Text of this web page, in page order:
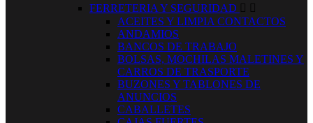
FERRETERIA Y SEGURIDAD  
ACEITES Y LIMPIA CONTACTOS
ANDAMIOS
BANCOS DE TRABAJO
BOLSAS, MOCHILAS MALETINES Y
CARROS DE TRASPORTE
BUZONES Y TABLONES DE
ANUNCIOS
CABALLETES